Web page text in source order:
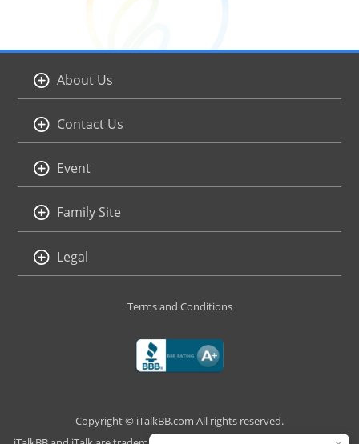
About Us
Contact Us
Event
Family Site
Legal
Terms and Conditions
Copyright © iTalkBB.com All rights reserved.